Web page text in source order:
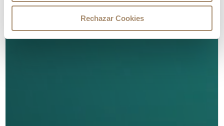
Rechazar Cookies